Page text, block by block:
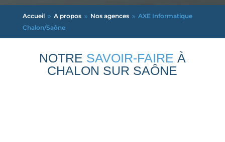
Accueil 9 A propos 9 Nos agences 9 AXE Informatique
Chalon/Saône
NOTRE SAVOIR-FAIRE À
CHALON SUR SAÔNE